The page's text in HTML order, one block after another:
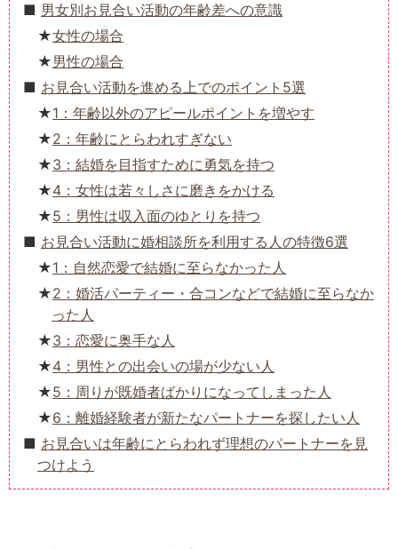
男女別お見合い活動の年齢差への意識
女性の場合
男性の場合
お見合い活動を進める上でのポイント5選
1：年齢以外のアピールポイントを増やす
2：年齢にとらわれすぎない
3：結婚を目指すために勇気を持つ
4：女性は若々しさに磨きをかける
5：男性は収入面のゆとりを持つ
お見合い活動に婚相談所を利用する人の特徴6選
1：自然恋愛で結婚に至らなかった人
2：婚活パーティー・合コンなどで結婚に至らなか
った人
3：恋愛に奥手な人
4：男性との出会いの場が少ない人
5：周りが既婚者ばかりになってしまった人
6：離婚経験者が新たなパートナーを探したい人
お見合いは年齢にとらわれず理想のパートナーを見
つけよう